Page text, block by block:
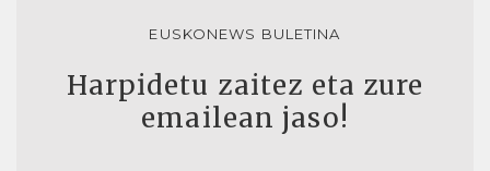
EUSKONEWS BULETINA
Harpidetu zaitez eta zure
emailean jaso!